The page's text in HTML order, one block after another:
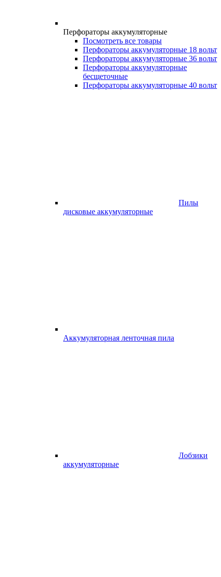
Перфораторы аккумуляторные
Посмотреть все товары
Перфораторы аккумуляторные 18 вольт
Перфораторы аккумуляторные 36 вольт
Перфораторы аккумуляторные
бесщеточные
Перфораторы аккумуляторные 40 вольт
Пилы
дисковые аккумуляторные
Аккумуляторная ленточная пила
Лобзики
аккумуляторные